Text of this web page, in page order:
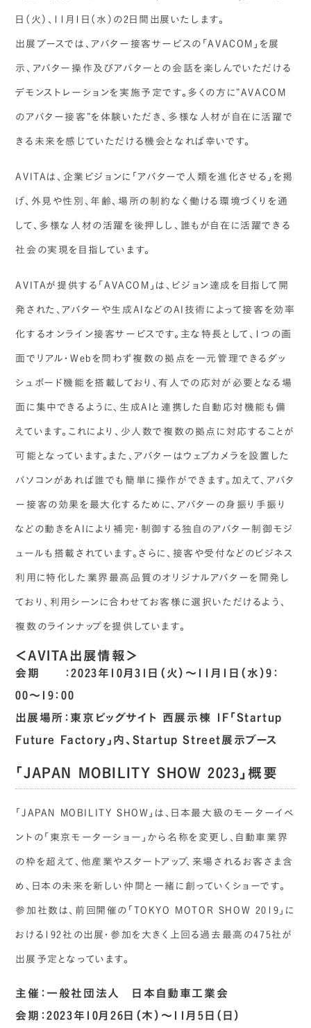
日（火）、11月1日（水）の2日間出展いたします。
出展ブースでは、アバター接客サービスの「AVACOM」を展
示、アバター操作及びアバターとの会話を楽しんでいただける
デモンストレーションを実施予定です。多くの方に”AVACOM
のアバター接客”を体験いただき、多様な人材が自在に活躍で
きる未来を感じていただける機会となれば幸いです。
AVITAは、企業ビジョンに「アバターで人類を進化させる」を掲
げ、外見や性別、年齢、場所の制約なく働ける環境づくりを通
して、多様な人材の活躍を後押しし、誰もが自在に活躍できる
社会の実現を目指しています。
AVITAが提供する「AVACOM」は、ビジョン達成を目指して開
発された、アバターや生成AIなどのAI技術によって接客を効率
化するオンライン接客サービスです。主な特長として、1つの画
面でリアル・Webを問わず複数の拠点を一元管理できるダッ
シュボード機能を搭載しており、有人での応対が必要となる場
面に集中できるように、生成AIと連携した自動応対機能も備
えています。これにより、少人数で複数の拠点に対応することが
可能となっています。また、アバターはウェブカメラを設置した
パソコンがあれば誰でも簡単に操作ができます。加えて、アバタ
ー接客の効果を最大化するために、アバターの身振り手振り
などの動きをAIにより補完・制御する独自のアバター制御モジ
ュールも搭載されています。さらに、接客や受付などのビジネス
利用に特化した業界最高品質のオリジナルアバターを開発し
ており、利用シーンに合わせてお客様に選択いただけるよう、
複数のラインナップを提供しています。
＜AVITA出展情報＞
会期 ：2023年10月31日（火）〜11月1日（水）9：
00〜19：00
出展場所：東京ビッグサイト 西展示棟 1F「Startup
Future Factory」内、Startup Street展示ブース
「JAPAN MOBILITY SHOW 2023」概要
「JAPAN MOBILITY SHOW」は、日本最大級のモーターイベ
ントの「東京モーターショー」から名称を変更し、自動車業界
の枠を超えて、他産業やスタートアップ、来場されるお客さま含
め、日本の未来を新しい仲間と一緒に創っていくショーです。
参加社数は、前回開催の「TOKYO MOTOR SHOW 2019」に
おける192社の出展・参加を大きく上回る過去最高の475社が
出展予定となっています。
主催：一般社団法人 日本自動車工業会
会期：2023年10月26日（木）〜11月5日（日）